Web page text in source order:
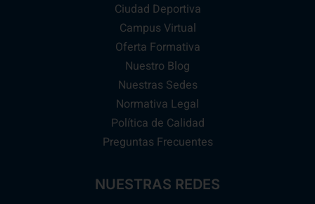
Ciudad Deportiva
Campus Virtual
Oferta Formativa
Nuestro Blog
Nuestras Sedes
Normativa Legal
Política de Calidad
Preguntas Frecuentes
NUESTRAS REDES